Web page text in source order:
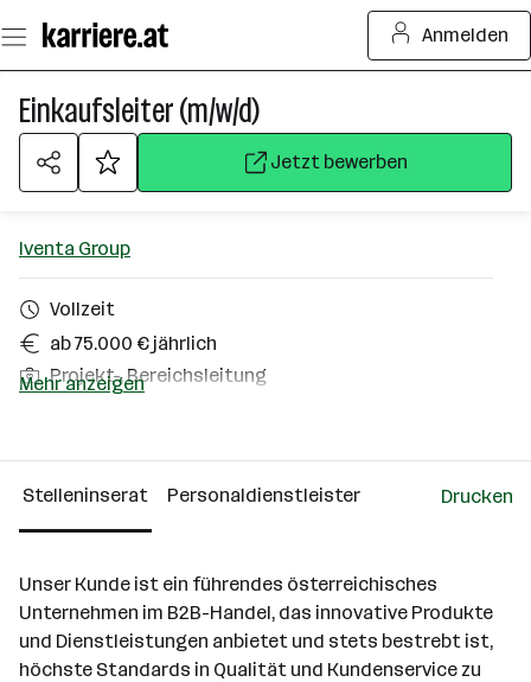
Seiteninhalt
springen
Anmelden
Einkaufsleiter (m/w/d)
Jetzt bewerben
Iventa Group
Vollzeit
ab 75.000 € jährlich
Projekt-, Bereichsleitung
Über das Unternehmen
Wien
Mehr anzeigen
Stelleninserat Personaldienstleister Drucken
Unser Kunde ist ein führendes österreichisches
Unternehmen im B2B-Handel, das innovative Produkte
und Dienstleistungen anbietet und stets bestrebt ist,
höchste Standards in Qualität und Kundenservice zu